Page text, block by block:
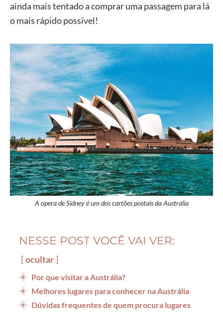
ainda mais tentado a comprar uma passagem para lá
o mais rápido possível!
A opera de Sidney é um dos cartões postais da Australia
NESSE POST VOCÊ VAI VER:
ocultar
Por que visitar a Austrália?
Melhores lugares para conhecer na Austrália
Dúvidas frequentes de quem procura lugares